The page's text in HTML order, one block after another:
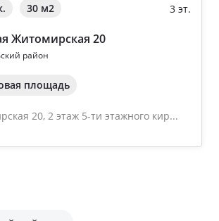
30 м2 3 эт.
Житомирская 20
район
площадь
20, 2 этаж 5-ти этажного кир...